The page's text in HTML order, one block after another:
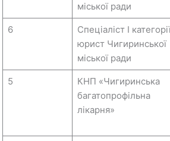
міської ради
6
Спеціаліст I
юрист Чигиринської
міської ради
5
КНП «Чигиринська
багатопрофільна
лікарня»